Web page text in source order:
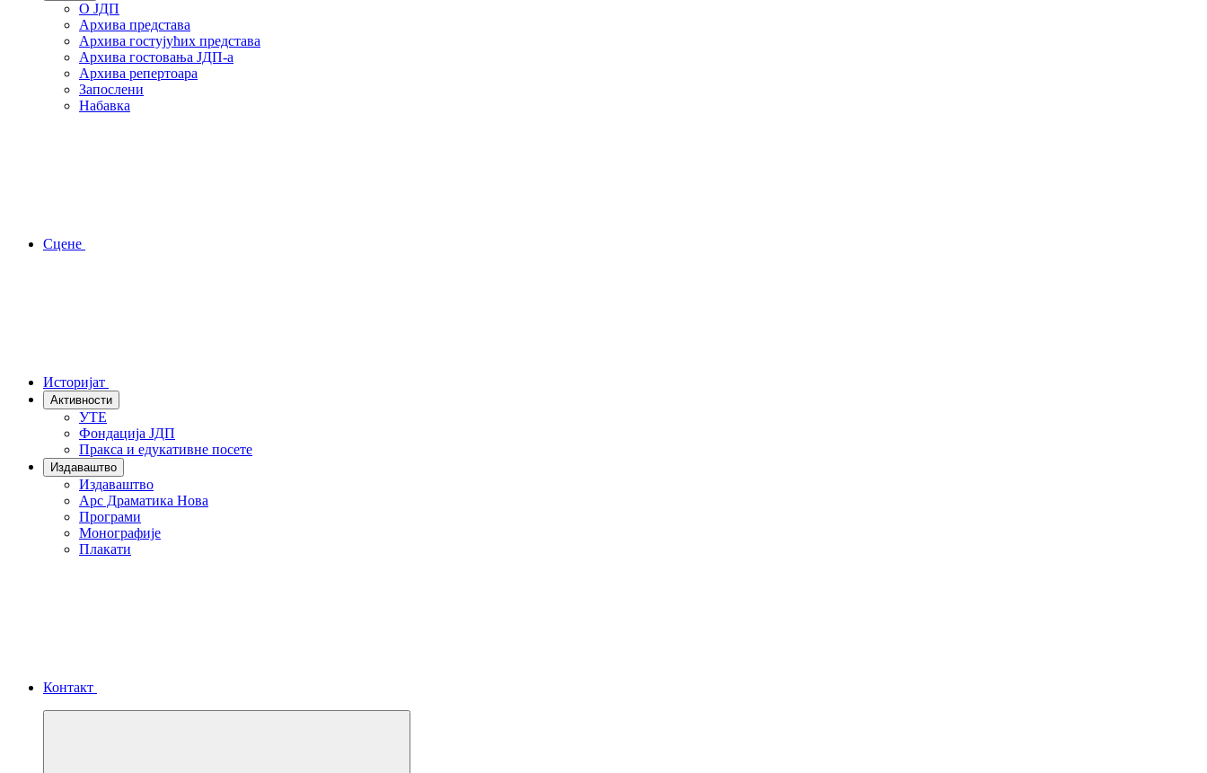
О ЈДП
Архива представа
Архива гостујућих представа
Архива гостовања ЈДП-а
Архива репертоара
Запослени
Набавка
Сцене
Историјат
Активности
УТЕ
Фондација ЈДП
Пракса и едукативне посете
Издаваштво
Издаваштво
Арс Драматика Нова
Програми
Монографије
Плакати
Контакт